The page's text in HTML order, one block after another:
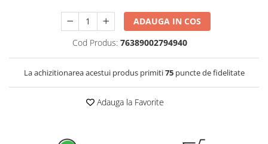
Pachete complete stocare energie
Sisteme de Stocare Comerciale
Sisteme fotovoltaice complete
mica (rulota/caravan/case de
vacanta)
ADAUGA IN COS
Cod Produs: 76389002794940
La achizitionarea acestui produs primiti75puncte de fidelitate
Adauga la Favorite